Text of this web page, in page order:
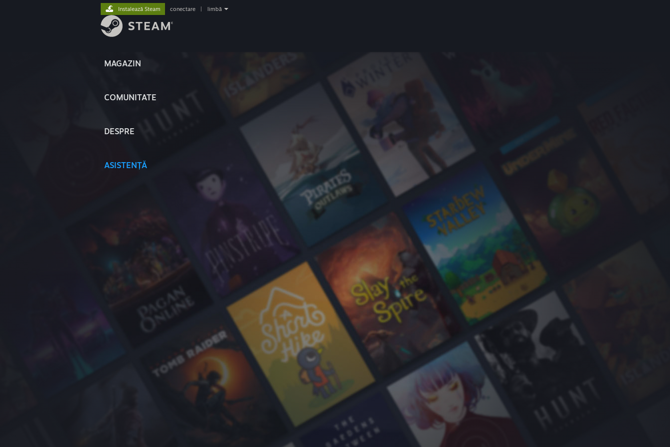
MAGAZIN
COMUNITATE
DESPRE
ASISTENȚĂ
Instalează Steam conectare limbă